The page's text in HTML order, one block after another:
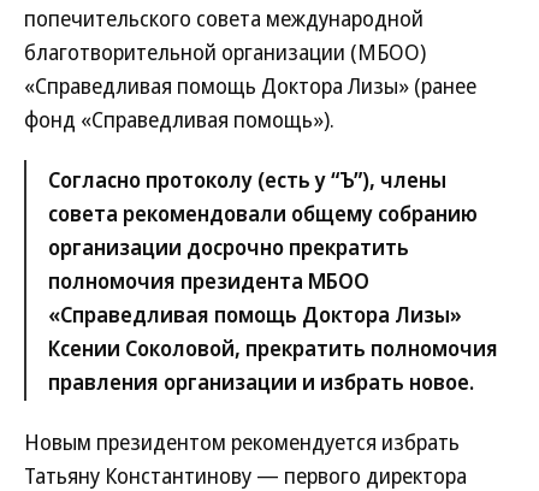
попечительского совета международной
благотворительной организации (МБОО)
«Справедливая помощь Доктора Лизы» (ранее
фонд «Справедливая помощь»).
Согласно протоколу (есть у “Ъ”), члены
совета рекомендовали общему собранию
организации досрочно прекратить
полномочия президента МБОО
«Справедливая помощь Доктора Лизы»
Ксении Соколовой, прекратить полномочия
правления организации и избрать новое.
Новым президентом рекомендуется избрать
Татьяну Константинову — первого директора